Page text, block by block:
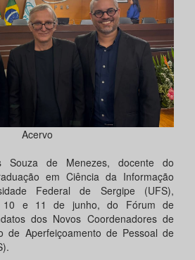
Acervo
Souza de Menezes, docente do
em Ciência da Informação
Federal de Sergipe (UFS),
10 e 11 de junho, do Fórum de
dos Novos Coordenadores de
de Aperfeiçoamento de Pessoal de